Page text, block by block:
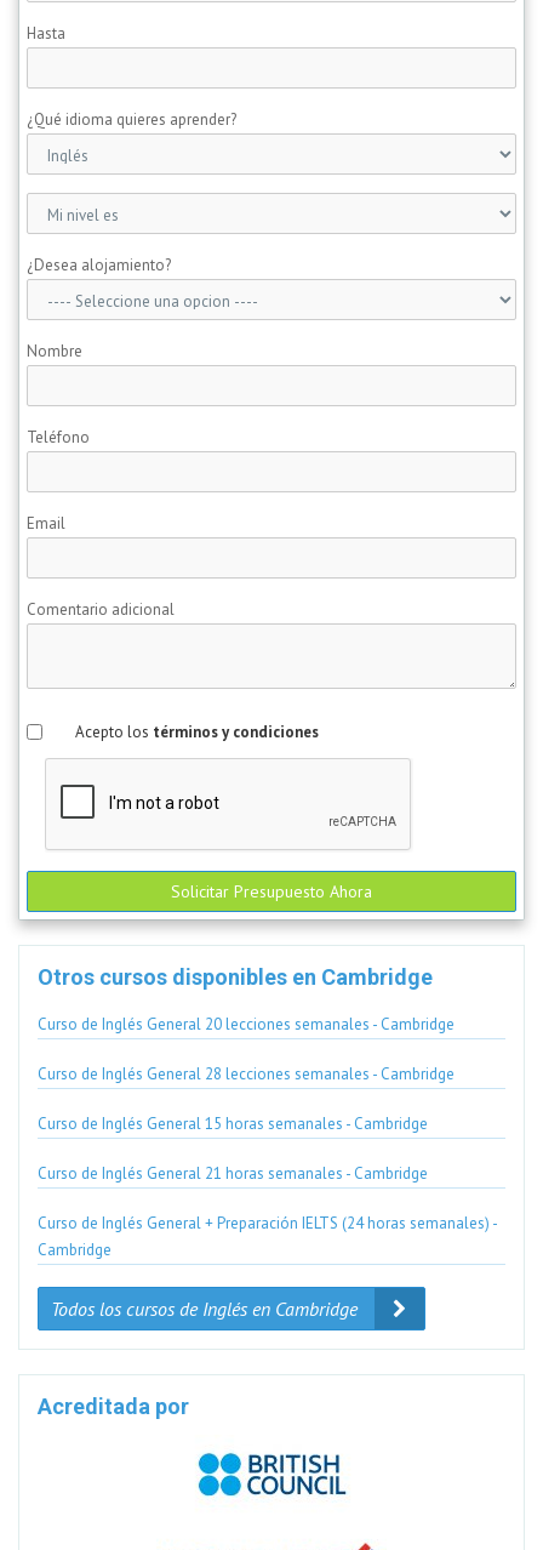
Hasta
¿Qué idioma quieres aprender?
¿Desea alojamiento?
Nombre
Teléfono
Email
Comentario adicional
Acepto los términos y condiciones
Solicitar Presupuesto Ahora
Otros cursos disponibles en Cambridge
Curso de Inglés General 20 lecciones semanales - Cambridge
Curso de Inglés General 28 lecciones semanales - Cambridge
Curso de Inglés General 15 horas semanales - Cambridge
Curso de Inglés General 21 horas semanales - Cambridge
Curso de Inglés General + Preparación IELTS (24 horas semanales) -
Cambridge
Todos los cursos de Inglés en Cambridge
Acreditada por